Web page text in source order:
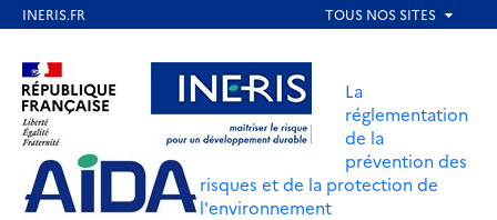
contenu
principal
Aller au contenu Aller au menu
Aller au pied de page
La
réglementation
de la
prévention des
risques et de la protection de
l'environnement